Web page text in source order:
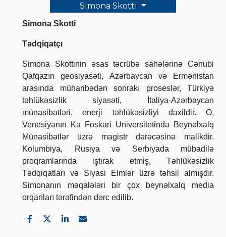
Simona Skotti
Simona Skotti
Tədqiqatçı
Simona Skottinin əsas təcrübə sahələrinə Cənubi
Qafqazın geosiyasəti, Azərbaycan və Ermənistan
arasında müharibədən sonrakı proseslər, Türkiyə
təhlükəsizlik siyasəti, İtaliya-Azərbaycan
münasibətləri, enerji təhlükəsizliyi daxildir. O,
Venesiyanın Ka Foskari Universitetində Beynəlxalq
Münasibətlər üzrə magistr dərəcəsinə malikdir.
Kolumbiya, Rusiya və Serbiyada mübadilə
proqramlarında iştirak etmiş, Təhlükəsizlik
Tədqiqatları və Siyasi Elmlər üzrə təhsil almışdır.
Simonanın məqalələri bir çox beynəlxalq media
orqanları tərəfindən dərc edilib.